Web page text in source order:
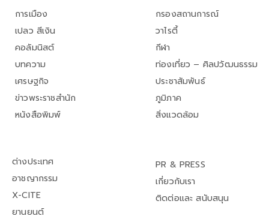
การเมือง
เปลว สีเงิน
คอลัมนิสต์
บทความ
เศรษฐกิจ
ข่าวพระราชสำนัก
หนังสือพิมพ์
กรองสถานการณ์
วาไรตี้
กีฬา
ท่องเที่ยว – ศิลปวัฒนธรรม
ประชาสัมพันธ์
ภูมิภาค
สิ่งแวดล้อม
ต่างประเทศ
อาชญากรรม
X-CITE
ยานยนต์
PR & PRESS
เกี่ยวกับเรา
ติดต่อและ สนับสนุน